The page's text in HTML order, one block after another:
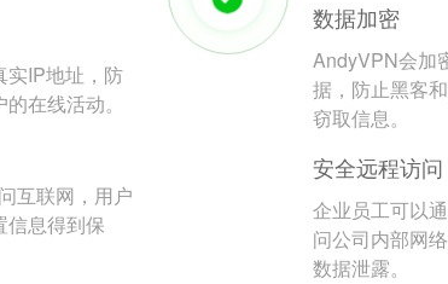
实IP地址，防
在线活动。
互联网，用户
信息得到保
数据加密
AndyVPN会加
据，防止黑客
窃取信息。
安全远程访问
企业员工可以
问公司内部网
数据泄露。